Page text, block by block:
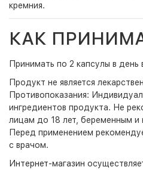
кремния.
КАК
Принимать по 2 капсулы в день
Продукт не является
Противопоказания:
ингредиентов продукта. Не
лицам до 18 лет, беременным
Перед применением
с врачом.
Интернет-магазин